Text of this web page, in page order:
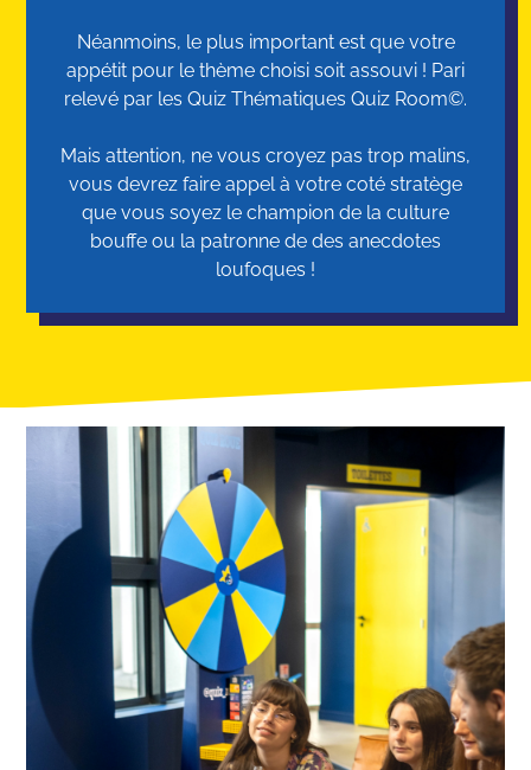
Néanmoins, le plus important est que votre
appétit pour le thème choisi soit assouvi ! Pari
relevé par les Quiz Thématiques Quiz Room©.
Mais attention, ne vous croyez pas trop malins,
vous devrez faire appel à votre coté stratège
que vous soyez le champion de la culture
bouffe ou la patronne de des anecdotes
loufoques !